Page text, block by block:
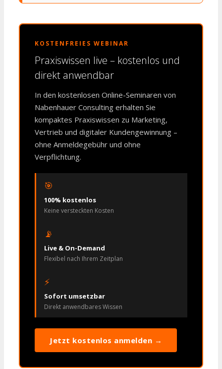
KOSTENFREIES WEBINAR
Praxiswissen live – kostenlos und
direkt anwendbar
In den kostenlosen Online-Seminaren von
Nabenhauer Consulting erhalten Sie
kompaktes Praxiswissen zu Marketing,
Vertrieb und digitaler Kundengewinnung –
ohne Anmeldegebühr und ohne
Verpflichtung.
🎯
100% kostenlos
Keine versteckten Kosten
📡
Live & On-Demand
Flexibel nach Ihrem Zeitplan
⚡
Sofort umsetzbar
Direkt anwendbares Wissen
Jetzt kostenlos anmelden →